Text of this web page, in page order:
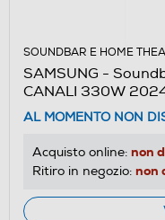
SOUNDBAR E HOME
SAMSUNG -
CANALI 330W
AL MOMENTO NON
Acquisto online: non
Ritiro in negozio: non